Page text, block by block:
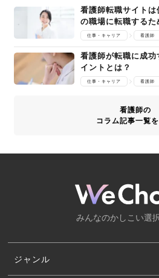
看護師転職サイト
の職場に転職する
仕事・キャリア 看護師
看護師が転職に成
イントとは？
仕事・キャリア 看護師
看護師の
コラム記事一覧
みんなのかしこい選
ジャンル